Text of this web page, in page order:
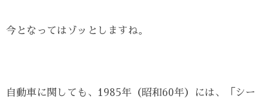
今となってはゾッとしますね。
自動車に関しても、1985年（昭和60年）には、「シー